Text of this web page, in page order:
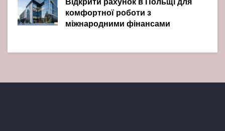
комфортної роботи з
міжнародними фінансами